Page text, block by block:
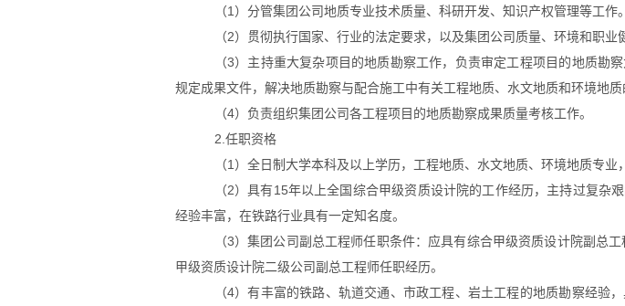
（1 ）分管集团公司地质专业技术质量、科研开发、知识产权管理等工作。
（2）贯彻执行国家、行业的法定要求，以及集团公司质量、环境和职业
（3）主持重大复杂项目的地质勘察工作，负责审定工程项目的地质勘
规定成果文件，解决地质勘察与配合施工中有关工程地质、水文地质和环境地质
（4）负责组织集团公司各工程项目的地质勘察成果质量考核工作。
2.任职资格
（1 ）全日制大学本科及以上学历，工程地质、水文地质、环境地质专业
（2）具有15年以上全国综合甲级资质设计院的工作经历，主持过复杂
经验丰富，在铁路行业具有一定知名度。
（3）集团公司副总工程师任职条件：应具有综合甲级资质设计院副总
甲级资质设计院二级公司副总工程师任职经历。
（4）有丰富的铁路、轨道交通、市政工程、岩土工程的地质勘察经验